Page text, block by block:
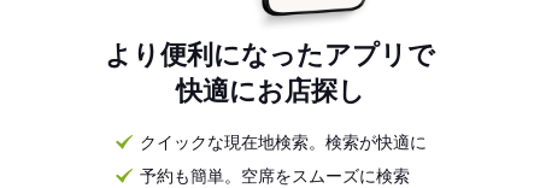
より便利になったアプリで
快適にお店探し
クイックな現在地検索。検索が快適に
予約も簡単。空席をスムーズに検索